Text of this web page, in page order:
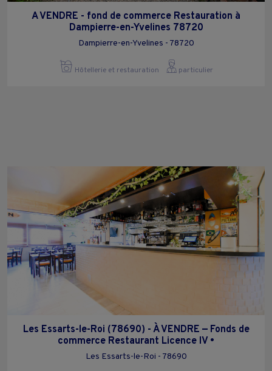
A VENDRE - fond de commerce Restauration à
Dampierre-en-Yvelines 78720
Dampierre-en-Yvelines - 78720
Hôtellerie et restauration particulier
Les Essarts-le-Roi (78690) - À VENDRE — Fonds de
commerce Restaurant Licence IV •
Les Essarts-le-Roi - 78690